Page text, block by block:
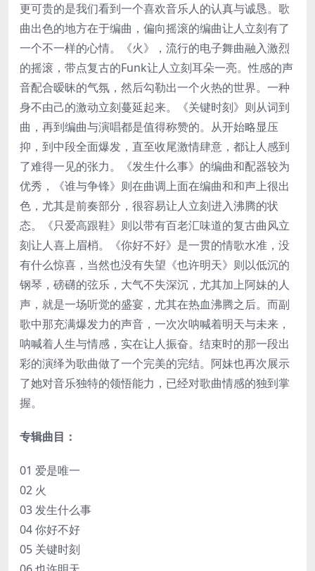
更可贵的是我们看到一个喜欢音乐人的认真与诚恳。歌
曲出色的地方在于编曲，偏向摇滚的编曲让人立刻有了
一个不一样的心情。《火》，流行的电子舞曲融入激烈
的摇滚，带点复古的Funk让人立刻耳朵一亮。性感的声
音配合暧昧的气氛，然后勾勒出一个火热的世界。一种
身不由己的激动立刻蔓延起来。《关键时刻》则从词到
曲，再到编曲与演唱都是值得称赞的。从开始略显压
抑，到中段全面爆发，直至收尾激情肆意，都让人感到
了难得一见的张力。《发生什么事》的编曲和配器较为
优秀，《谁与争锋》则在曲调上面在编曲和和声上很出
色，尤其是前奏部分，很容易让人立刻进入沸腾的状
态。《只爱高跟鞋》则以带有百老汇味道的复古曲风立
刻让人喜上眉梢。《你好不好》是一贯的情歌水准，没
有什么惊喜，当然也没有失望《也许明天》则以低沉的
钢琴，磅礴的弦乐，大气不失深沉，尤其加上阿妹的人
声，就是一场听觉的盛宴，尤其在热血沸腾之后。而副
歌中那充满爆发力的声音，一次次呐喊着明天与未来，
呐喊着人生与情感，实在让人振奋。结束时的那一段出
彩的演绎为歌曲做了一个完美的完结。阿妹也再次展示
了她对音乐独特的领悟能力，已经对歌曲情感的独到掌
握。
专辑曲目：
01 爱是唯一
02 火
03 发生什么事
04 你好不好
05 关键时刻